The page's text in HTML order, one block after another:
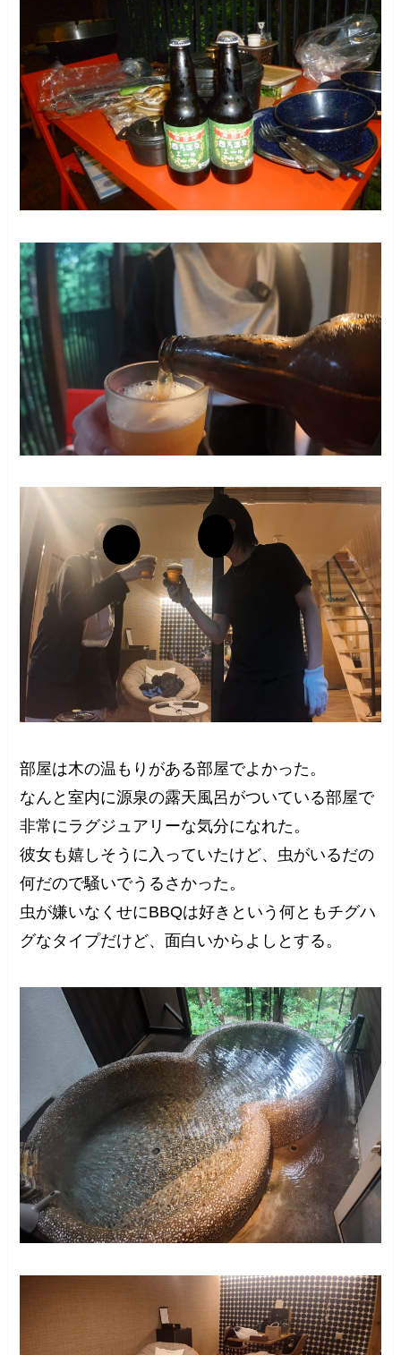
部屋は木の温もりがある部屋でよかった。
なんと室内に源泉の露天風呂がついている部屋で
非常にラグジュアリーな気分になれた。
彼女も嬉しそうに入っていたけど、虫がいるだの
何だので騒いでうるさかった。
虫が嫌いなくせにBBQは好きという何ともチグハ
グなタイプだけど、面白いからよしとする。